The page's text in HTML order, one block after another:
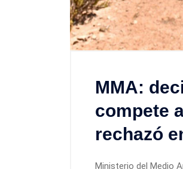
MMA:
compete
rechazó
Ministerio del Medio